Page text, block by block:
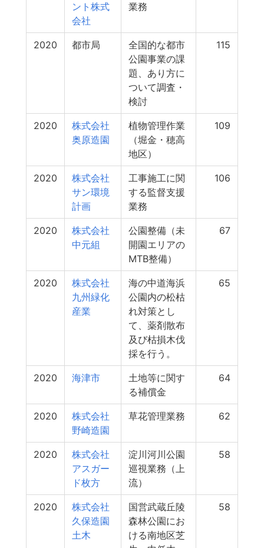
ント株式
会社
業務
2020 都市局
全国的な都市
公園事業の課
題、あり方に
ついて調査・
検討
115
2020
株式会社
奥原造園
植物管理作業
（堀金・穂高
地区）
109
2020
株式会社
サン環境
計画
工事施工に関
する監督支援
業務
106
2020
株式会社
中元組
公園整備（未
開園エリアの
MTB整備）
67
2020
株式会社
九州緑化
産業
海の中道海浜
公園内の松枯
れ対策とし
て、薬剤散布
及び枯損木伐
採を行う。
65
2020 海津市
土地等に関す
る補償金
64
2020
株式会社
野崎造園
草花管理業務 62
2020
株式会社
アスガー
ド枚方
淀川河川公園
巡視業務（上
流）
58
2020
株式会社
久保造園
土木
国営武蔵丘陵
森林公園にお
ける南地区芝
58